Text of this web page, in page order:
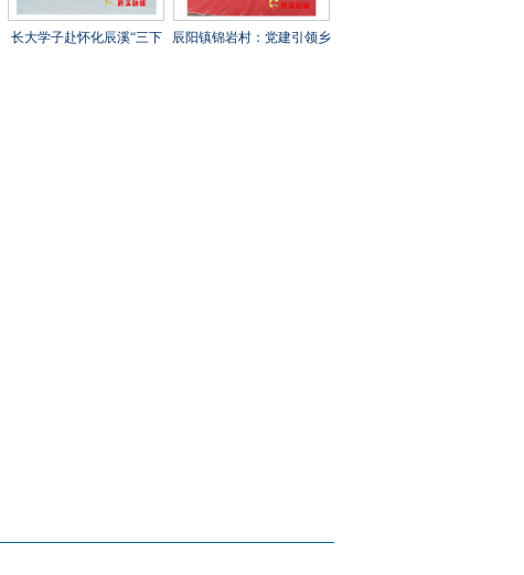
长大学子赴怀化辰溪“三下 辰阳镇锦岩村：党建引领乡